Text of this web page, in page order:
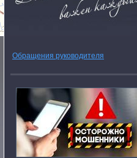
Обращения руководителя